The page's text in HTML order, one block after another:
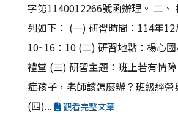
字第1140012266號函辦理。 二、
列如下： (一) 研習時間：114年12
10~16：10 (二) 研習地點：楊心
禮堂 (三) 研習主題：班上若有情
症孩子，老師該怎麼辦？班級經營
(四)...
觀看完整文章